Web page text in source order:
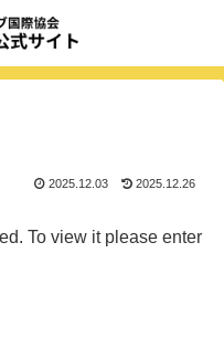
2025.12.03 2025.12.26
To view it please enter